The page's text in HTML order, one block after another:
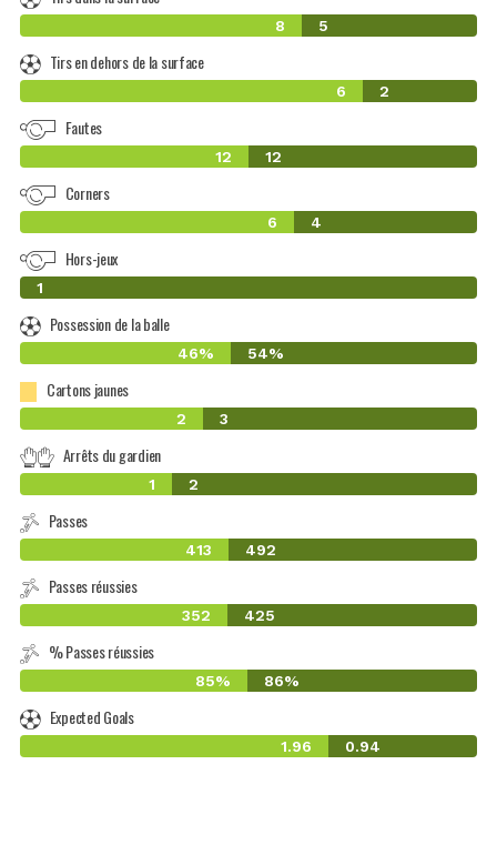
8 5
Tirs en dehors de la surface
6 2
Fautes
12 12
Corners
6 4
Hors-jeux
0
1
Possession de la balle
46% 54%
Cartons jaunes
2 3
Arrêts du gardien
1 2
Passes
413 492
Passes réussies
352 425
% Passes réussies
85% 86%
Expected Goals
1.96 0.94